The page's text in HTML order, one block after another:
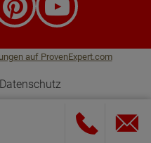
auf ProvenExpert.com
Datenschutz